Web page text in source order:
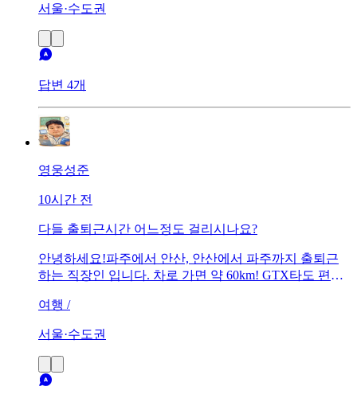
서울·수도권
답변 4개
영웅성준
10시간 전
다들 출퇴근시간 어느정도 걸리시나요?
안녕하세요!파주에서 안산, 안산에서 파주까지 출퇴근
하는 직장인 입니다. 차로 가면 약 60km! GTX타도 편도
를 다니는 분들도 있는것 같던데 여러분들은 출퇴근시간
여행 /
서울·수도권